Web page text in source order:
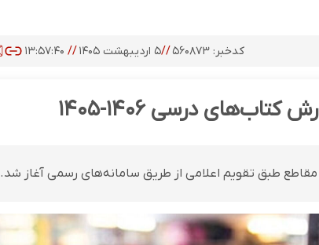
کدخبر: ۵۶۰۸۷۳ //۵ اردیبهشت ۱۴۰۵ // ۱۳:۵۷:۴۰
درسی ۱۴۰۶-۱۴۰۵
طبق تقویم اعلامی از طریق سامانه‌های رسمی آغاز شد.